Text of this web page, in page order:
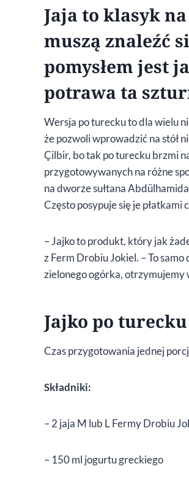
Jaja to klasyk
muszą znaleźć
pomysłem jest
potrawa ta
Wersja po turecku to dla wielu
że pozwoli wprowadzić na stół
Çilbir, bo tak po turecku brzmi
przygotowywanych na różne
na dworze sułtana
Często posypuje się je
– Jajko to produkt, który jak
z Ferm Drobiu Jokiel. – To
zielonego ogórka, otrzymujemy
Jajko po
Czas przygotowania jednej
Składniki:
– 2 jaja M lub L Fermy Drobiu
– 150 ml jogurtu greckiego